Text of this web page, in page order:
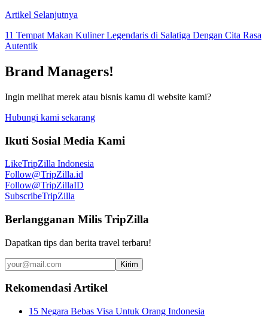
Artikel Selanjutnya
11 Tempat Makan Kuliner Legendaris di Salatiga Dengan Cita Rasa
Autentik
Brand Managers!
Ingin melihat merek atau bisnis kamu di website kami?
Hubungi kami sekarang
Ikuti Sosial Media Kami
LikeTripZilla Indonesia
Follow@TripZilla.id
Follow@TripZillaID
SubscribeTripZilla
Berlangganan Milis TripZilla
Dapatkan tips dan berita travel terbaru!
Kirim
Rekomendasi Artikel
15 Negara Bebas Visa Untuk Orang Indonesia